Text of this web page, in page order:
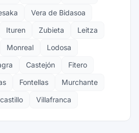
Vera de Bidasoa
Ituren Zubieta
Leitza
Monreal
Lodosa
Castejón
Fitero
Fontellas
Murchante
Villafranca